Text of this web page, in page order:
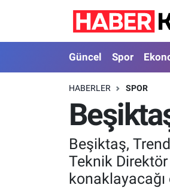
Güncel Spor
HABERLER SPOR
Beşiktaş,
Teknik
Güncel
Spor
Ekonomi
Magazin
Nöbetçi Eczaneler
Hava Durumu
İstanbul Namaz Vakitleri
Trafik Durumu
Süper Lig Puan Durumu ve